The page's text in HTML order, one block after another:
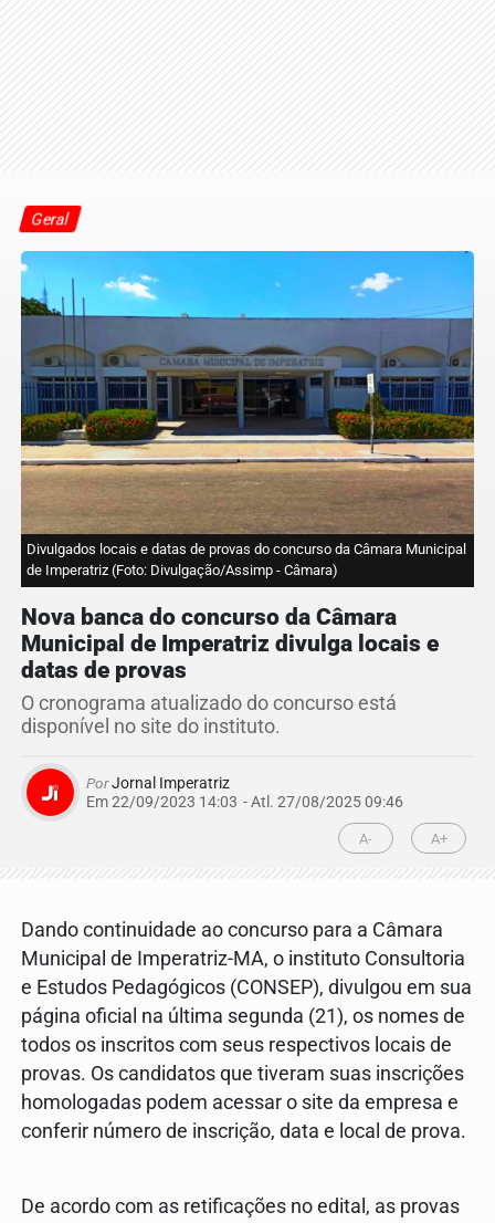
Geral
Divulgados locais e datas de provas do concurso da Câmara Municipal
de Imperatriz (Foto: Divulgação/Assimp - Câmara)
Nova banca do concurso da Câmara
Municipal de Imperatriz divulga locais e
datas de provas
O cronograma atualizado do concurso está
disponível no site do instituto.
PorJornal Imperatriz
Em 22/09/2023 14:03 - Atl. 27/08/2025 09:46
A- A+
Dando continuidade ao concurso para a Câmara
Municipal de Imperatriz-MA, o instituto Consultoria
e Estudos Pedagógicos (CONSEP), divulgou em sua
página oficial na última segunda (21), os nomes de
todos os inscritos com seus respectivos locais de
provas. Os candidatos que tiveram suas inscrições
homologadas podem acessar o site da empresa e
conferir número de inscrição, data e local de prova.
De acordo com as retificações no edital, as provas